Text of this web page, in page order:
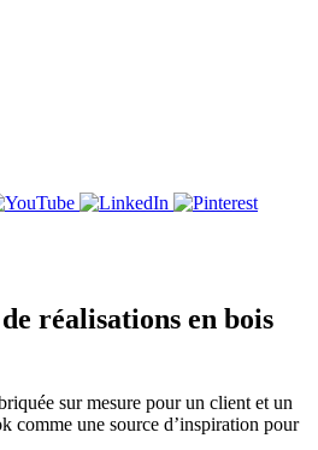
réalisations en bois
sur mesure pour un client et un
comme une source d’inspiration pour